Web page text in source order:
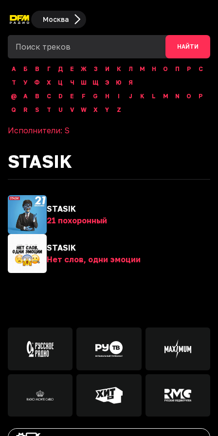
Москва
НАЙТИ
А Б В Г Д Е Ж З И К Л М Н О П Р
С
Т
У Ф Х Ц Ч Ш Щ Э Ю
Я
@
A B C D E F G H I J K L M N O
P
Q
R S T U V W X Y Z
Исполнители: S
STASIK
STASIK
21 похоронный
STASIK
Нет слов, одни эмоции